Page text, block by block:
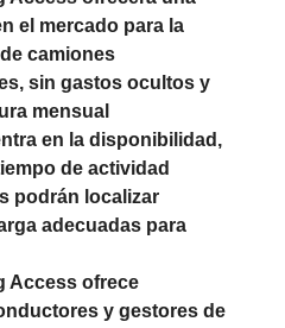
el mercado para la
camiones
sin gastos ocultos y
mensual
en la disponibilidad,
de actividad
podrán localizar
adecuadas para
Access ofrece
y gestores de